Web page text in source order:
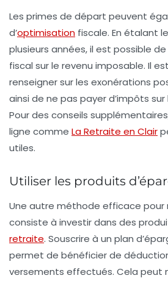
Les primes de départ peuvent
d’optimisation fiscale. En étalant
plusieurs années, il est possible
fiscal sur le revenu imposable. Il
renseigner sur les exonérations
ainsi de ne pas payer d’impôts
Pour des conseils
ligne comme La Retraite en Clair
utiles.
Utiliser les produits
Une autre méthode efficace pour
consiste à investir dans des
retraite. Souscrire à un plan
permet de bénéficier de
versements effectués. Cela peut